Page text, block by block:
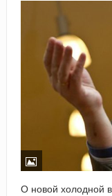
О новой холодной